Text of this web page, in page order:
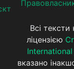
Всі
ліцензією
вказано